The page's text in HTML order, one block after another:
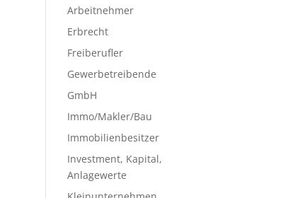
Arbeitnehmer
Erbrecht
Freiberufler
Gewerbetreibende
GmbH
Immo/Makler/Bau
Immobilienbesitzer
Investment, Kapital,
Anlagewerte